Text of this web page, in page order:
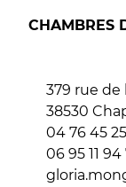
CHAMBRES
379 rue de
38530
04 76 45
06 95 11 94